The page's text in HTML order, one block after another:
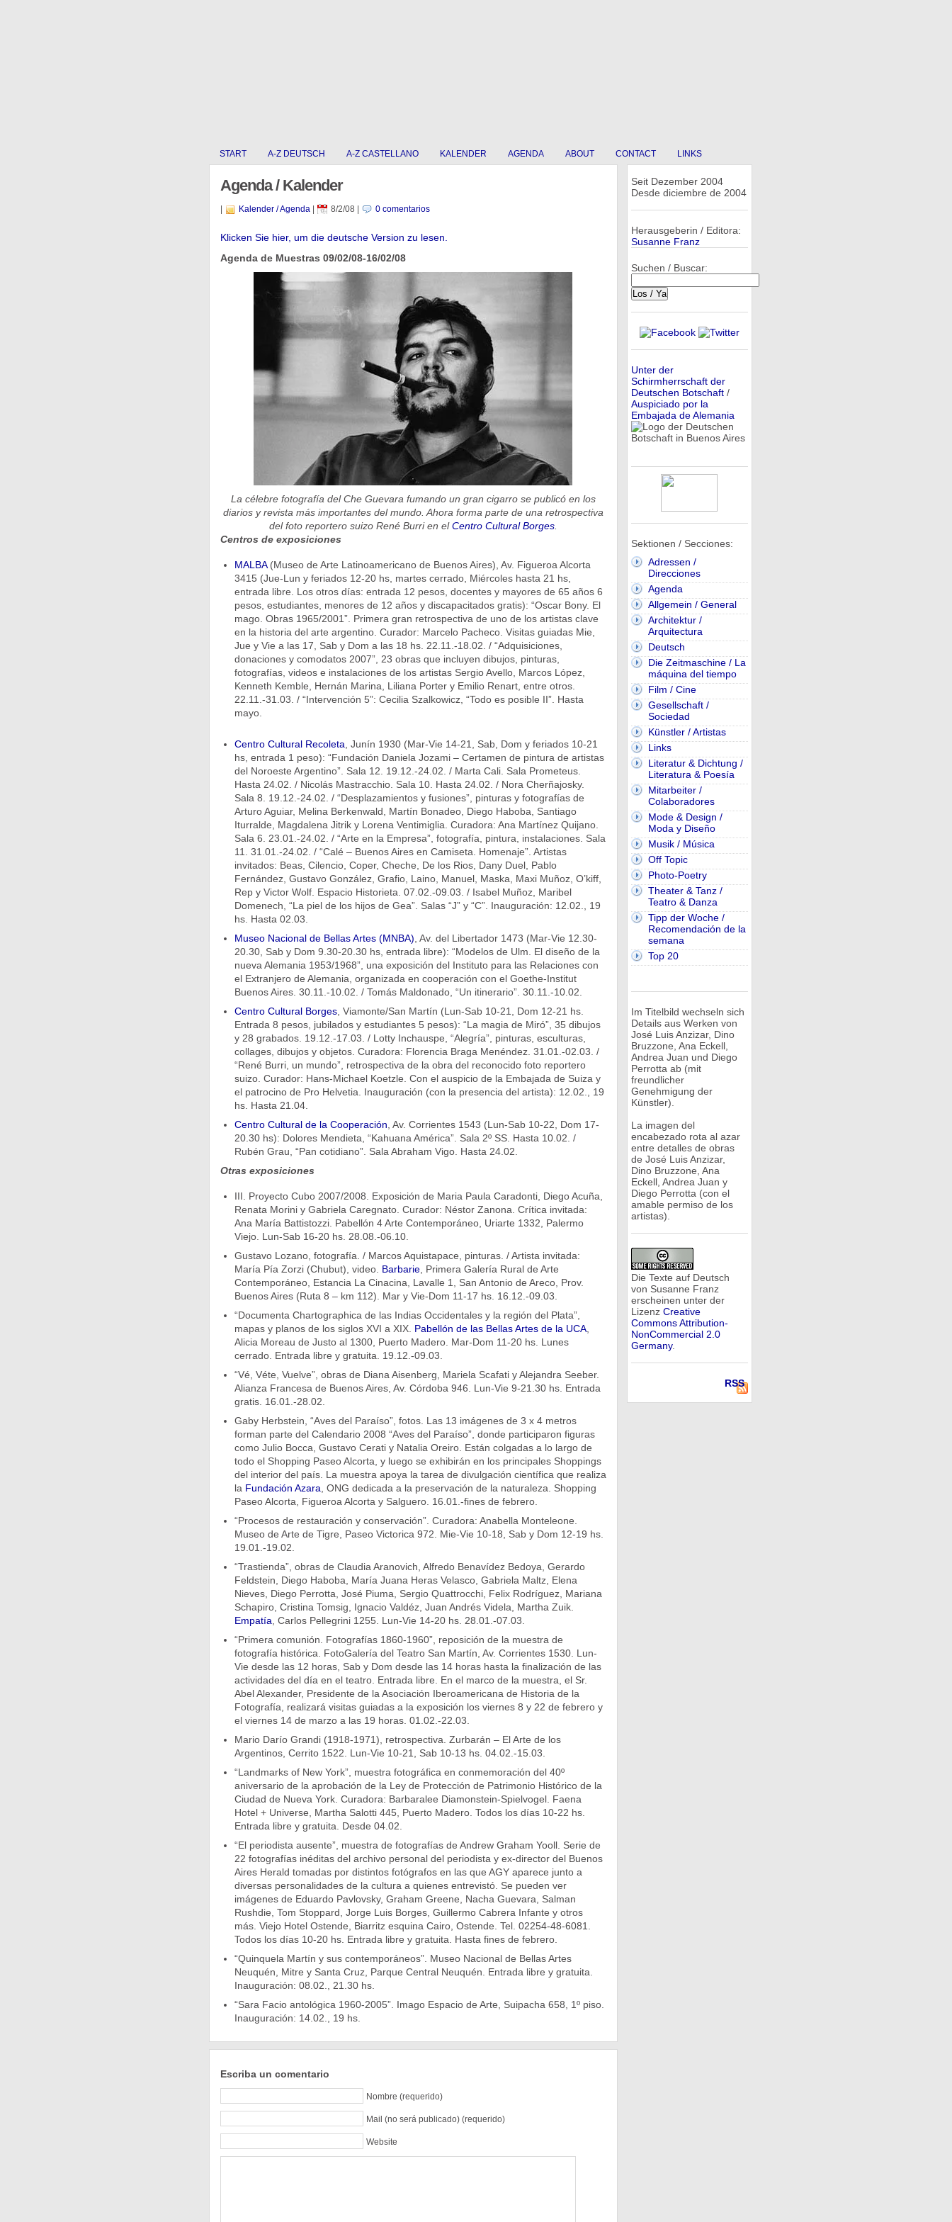
START A-Z DEUTSCH A-Z CASTELLANO KALENDER AGENDA ABOUT CONTACT LINKS
Agenda / Kalender
Kalender / Agenda| 8/2/08 0 comentarios
Klicken Sie hier, um die deutsche Version zu lesen.
Agenda de Muestras 09/02/08-16/02/08
La célebre fotografía del Che Guevara fumando un gran cigarro se publicó en los
diarios y revista más importantes del mundo. Ahora forma parte de una retrospectiva
del foto reportero suizo René Burri en elCentro Cultural Borges.
Centros de exposiciones
MALBA(Museo de Arte Latinoamericano de Buenos Aires), Av. Figueroa Alcorta
3415 (Jue-Lun y feriados 12-20 hs, martes cerrado, Miércoles hasta 21 hs,
entrada libre. Los otros días: entrada 12 pesos, docentes y mayores de 65 años 6
pesos, estudiantes, menores de 12 años y discapacitados gratis): “Oscar Bony. El
mago. Obras 1965/2001”. Primera gran retrospectiva de uno de los artistas clave
en la historia del arte argentino. Curador: Marcelo Pacheco. Visitas guiadas Mie,
Jue y Vie a las 17, Sab y Dom a las 18 hs. 22.11.-18.02. / “Adquisiciones,
donaciones y comodatos 2007”, 23 obras que incluyen dibujos, pinturas,
fotografías, videos e instalaciones de los artistas Sergio Avello, Marcos López,
Kenneth Kemble, Hernán Marina, Liliana Porter y Emilio Renart, entre otros.
22.11.-31.03. / “Intervención 5”: Cecilia Szalkowicz, “Todo es posible II”. Hasta
mayo.
Centro Cultural Recoleta , Junín 1930 (Mar-Vie 14-21, Sab, Dom y feriados 10-21
hs, entrada 1 peso): “Fundación Daniela Jozami – Certamen de pintura de artistas
del Noroeste Argentino”. Sala 12. 19.12.-24.02. / Marta Cali. Sala Prometeus.
Hasta 24.02. / Nicolás Mastracchio. Sala 10. Hasta 24.02. / Nora Cherñajosky.
Sala 8. 19.12.-24.02. / “Desplazamientos y fusiones”, pinturas y fotografías de
Arturo Aguiar, Melina Berkenwald, Martín Bonadeo, Diego Haboba, Santiago
Iturralde, Magdalena Jitrik y Lorena Ventimiglia. Curadora: Ana Martínez Quijano.
Sala 6. 23.01.-24.02. / “Arte en la Empresa”, fotografía, pintura, instalaciones. Sala
11. 31.01.-24.02. / “Calé – Buenos Aires en Camiseta. Homenaje”. Artistas
invitados: Beas, Cilencio, Coper, Cheche, De los Rios, Dany Duel, Pablo
Fernández, Gustavo González, Grafio, Laino, Manuel, Maska, Maxi Muñoz, O’kiff,
Rep y Victor Wolf. Espacio Historieta. 07.02.-09.03. / Isabel Muñoz, Maribel
Domenech, “La piel de los hijos de Gea”. Salas “J” y “C”. Inauguración: 12.02., 19
hs. Hasta 02.03.
Museo Nacional de Bellas Artes (MNBA) , Av. del Libertador 1473 (Mar-Vie 12.30-
20.30, Sab y Dom 9.30-20.30 hs, entrada libre): “Modelos de Ulm. El diseño de la
nueva Alemania 1953/1968”, una exposición del Instituto para las Relaciones con
el Extranjero de Alemania, organizada en cooperación con el Goethe-Institut
Buenos Aires. 30.11.-10.02. / Tomás Maldonado, “Un itinerario”. 30.11.-10.02.
Centro Cultural Borges, Viamonte/San Martín (Lun-Sab 10-21, Dom 12-21 hs.
Entrada 8 pesos, jubilados y estudiantes 5 pesos): “La magia de Miró”, 35 dibujos
y 28 grabados. 19.12.-17.03. / Lotty Inchauspe, “Alegría”, pinturas, esculturas,
collages, dibujos y objetos. Curadora: Florencia Braga Menéndez. 31.01.-02.03. /
“René Burri, un mundo”, retrospectiva de la obra del reconocido foto reportero
suizo. Curador: Hans-Michael Koetzle. Con el auspicio de la Embajada de Suiza y
el patrocino de Pro Helvetia. Inauguración (con la presencia del artista): 12.02., 19
hs. Hasta 21.04.
Centro Cultural de la Cooperación , Av. Corrientes 1543 (Lun-Sab 10-22, Dom 17-
20.30 hs): Dolores Mendieta, “Kahuana América”. Sala 2º SS. Hasta 10.02. /
Rubén Grau, “Pan cotidiano”. Sala Abraham Vigo. Hasta 24.02.
Otras exposiciones
III. Proyecto Cubo 2007/2008. Exposición de Maria Paula Caradonti, Diego Acuña,
Renata Morini y Gabriela Caregnato. Curador: Néstor Zanona. Crítica invitada:
Ana María Battistozzi. Pabellón 4 Arte Contemporáneo, Uriarte 1332, Palermo
Viejo. Lun-Sab 16-20 hs. 28.08.-06.10.
Gustavo Lozano, fotografía. / Marcos Aquistapace, pinturas. / Artista invitada:
María Pía Zorzi (Chubut), video. Barbarie, Primera Galería Rural de Arte
Contemporáneo, Estancia La Cinacina, Lavalle 1, San Antonio de Areco, Prov.
Buenos Aires (Ruta 8 – km 112). Mar y Vie-Dom 11-17 hs. 16.12.-09.03.
“Documenta Chartographica de las Indias Occidentales y la región del Plata”,
mapas y planos de los siglos XVI a XIX. Pabellón de las Bellas Artes de la UCA,
Alicia Moreau de Justo al 1300, Puerto Madero. Mar-Dom 11-20 hs. Lunes
cerrado. Entrada libre y gratuita. 19.12.-09.03.
“Vé, Véte, Vuelve”, obras de Diana Aisenberg, Mariela Scafati y Alejandra Seeber.
Alianza Francesa de Buenos Aires, Av. Córdoba 946. Lun-Vie 9-21.30 hs. Entrada
gratis. 16.01.-28.02.
Gaby Herbstein, “Aves del Paraíso”, fotos. Las 13 imágenes de 3 x 4 metros
forman parte del Calendario 2008 “Aves del Paraíso”, donde participaron figuras
como Julio Bocca, Gustavo Cerati y Natalia Oreiro. Están colgadas a lo largo de
todo el Shopping Paseo Alcorta, y luego se exhibirán en los principales Shoppings
del interior del país. La muestra apoya la tarea de divulgación científica que realiza
la Fundación Azara , ONG dedicada a la preservación de la naturaleza. Shopping
Paseo Alcorta, Figueroa Alcorta y Salguero. 16.01.-fines de febrero.
“Procesos de restauración y conservación”. Curadora: Anabella Monteleone.
Museo de Arte de Tigre, Paseo Victorica 972. Mie-Vie 10-18, Sab y Dom 12-19 hs.
19.01.-19.02.
“Trastienda”, obras de Claudia Aranovich, Alfredo Benavídez Bedoya, Gerardo
Feldstein, Diego Haboba, María Juana Heras Velasco, Gabriela Maltz, Elena
Nieves, Diego Perrotta, José Piuma, Sergio Quattrocchi, Felix Rodríguez, Mariana
Schapiro, Cristina Tomsig, Ignacio Valdéz, Juan Andrés Videla, Martha Zuik.
Empatía , Carlos Pellegrini 1255. Lun-Vie 14-20 hs. 28.01.-07.03.
“Primera comunión. Fotografías 1860-1960”, reposición de la muestra de
fotografía histórica. FotoGalería del Teatro San Martín, Av. Corrientes 1530. Lun-
Vie desde las 12 horas, Sab y Dom desde las 14 horas hasta la finalización de las
actividades del día en el teatro. Entrada libre. En el marco de la muestra, el Sr.
Abel Alexander, Presidente de la Asociación Iberoamericana de Historia de la
Fotografía, realizará visitas guiadas a la exposición los viernes 8 y 22 de febrero y
el viernes 14 de marzo a las 19 horas. 01.02.-22.03.
Mario Darío Grandi (1918-1971), retrospectiva. Zurbarán – El Arte de los
Argentinos, Cerrito 1522. Lun-Vie 10-21, Sab 10-13 hs. 04.02.-15.03.
“Landmarks of New York”, muestra fotográfica en conmemoración del 40º
aniversario de la aprobación de la Ley de Protección de Patrimonio Histórico de la
Ciudad de Nueva York. Curadora: Barbaralee Diamonstein-Spielvogel. Faena
Hotel + Universe, Martha Salotti 445, Puerto Madero. Todos los días 10-22 hs.
Entrada libre y gratuita. Desde 04.02.
“El periodista ausente”, muestra de fotografías de Andrew Graham Yooll. Serie de
22 fotografías inéditas del archivo personal del periodista y ex-director del Buenos
Aires Herald tomadas por distintos fotógrafos en las que AGY aparece junto a
diversas personalidades de la cultura a quienes entrevistó. Se pueden ver
imágenes de Eduardo Pavlovsky, Graham Greene, Nacha Guevara, Salman
Rushdie, Tom Stoppard, Jorge Luis Borges, Guillermo Cabrera Infante y otros
más. Viejo Hotel Ostende, Biarritz esquina Cairo, Ostende. Tel. 02254-48-6081.
Todos los días 10-20 hs. Entrada libre y gratuita. Hasta fines de febrero.
“Quinquela Martín y sus contemporáneos”. Museo Nacional de Bellas Artes
Neuquén, Mitre y Santa Cruz, Parque Central Neuquén. Entrada libre y gratuita.
Inauguración: 08.02., 21.30 hs.
“Sara Facio antológica 1960-2005”. Imago Espacio de Arte, Suipacha 658, 1º piso.
Inauguración: 14.02., 19 hs.
Escriba un comentario
Nombre (requerido)
Mail (no será publicado) (requerido)
Website
Seit Dezember 2004
Desde diciembre de 2004
Herausgeberin / Editora:
Susanne Franz
Suchen / Buscar:
Unter der
Schirmherrschaft der
Deutschen Botschaft/
Auspiciado por la
Embajada de Alemania
Sektionen / Secciones:
Adressen /
Direcciones
Agenda
Allgemein / General
Architektur /
Arquitectura
Deutsch
Die Zeitmaschine / La
máquina del tiempo
Film / Cine
Gesellschaft /
Sociedad
Künstler / Artistas
Links
Literatur & Dichtung /
Literatura & Poesía
Mitarbeiter /
Colaboradores
Mode & Design /
Moda y Diseño
Musik / Música
Off Topic
Photo-Poetry
Theater & Tanz /
Teatro & Danza
Tipp der Woche /
Recomendación de la
semana
Top 20
Im Titelbild wechseln sich
Details aus Werken von
José Luis Anzizar, Dino
Bruzzone, Ana Eckell,
Andrea Juan und Diego
Perrotta ab (mit
freundlicher
Genehmigung der
Künstler).
La imagen del
encabezado rota al azar
entre detalles de obras
de José Luis Anzizar,
Dino Bruzzone, Ana
Eckell, Andrea Juan y
Diego Perrotta (con el
amable permiso de los
artistas).
Die Texte auf Deutsch
von Susanne Franz
erscheinen unter der
Lizenz Creative
Commons Attribution-
NonCommercial 2.0
Germany.
RSS